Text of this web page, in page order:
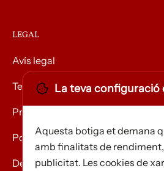
LEGAL
Avís legal
Termes i condicions
Privacitat
Política de Cookies
Devolució de mercaderies
La teva configuració
Aquesta botiga et demana
amb finalitats de
publicitat. Les cookies de